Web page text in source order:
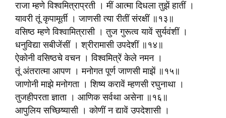
राजा म्हणे विश्वमित्राप्रती । मीं आत्मा दिधला तुझें हातीं ।
यावरी तूं कृपामूर्ती । जाणसी त्या रीतीं संरक्षीं ॥१३॥
वसिष्ठ म्हणे विश्वामित्रासी । तुज गुरूत्व यावें सुर्यवंशीं ।
धनुविद्या सबीजेंसीं । श्रीरामासी उपदेशीं ॥१४॥
ऐकोनी वसिष्ठचे वचन । विश्वमित्रें केले नमन ।
तूं अंतरात्मा आपण । मनोगत पूर्ण जाणसी माझें ॥१५॥
जाणोनी माझे मनोगता । शिष्य करावें म्हणसी रघुनाथा ।
तुजहीपरता ज्ञाता । आणिक सर्वथा असेना ॥१६॥
आपुलिय सच्छिष्यासी । कोणीं न द्यावें उपदेशासी ।